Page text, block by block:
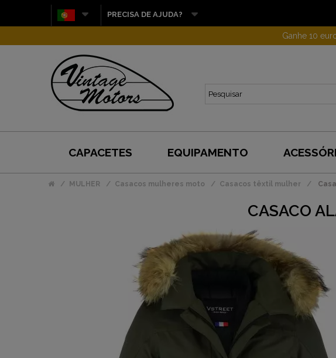
PRECISA DE AJUDA?
Ganhe 10
CAPACETES EQUIPAMENTO
MULHER Casacos mulheres moto Casacos têxtil mulher
CASACO